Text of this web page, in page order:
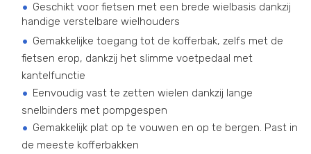
Geschikt voor fietsen met een brede wielbasis dankzij
handige verstelbare wielhouders
Gemakkelijke toegang tot de kofferbak, zelfs met de
fietsen erop, dankzij het slimme voetpedaal met
kantelfunctie
Eenvoudig vast te zetten wielen dankzij lange
snelbinders met pompgespen
Gemakkelijk plat op te vouwen en op te bergen. Past in
de meeste kofferbakken